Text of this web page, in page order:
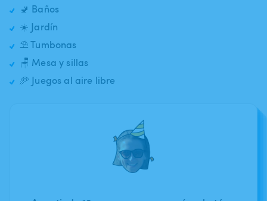
🚽 Baños
☀️ Jardín
⛱️ Tumbonas
🪑 Mesa y sillas
🥏 Juegos al aire libre